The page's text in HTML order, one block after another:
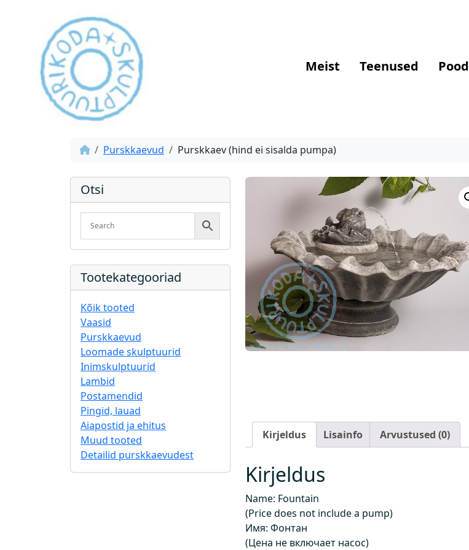
Meist Teenused Pood
Purskkaevud Purskkaev (hind ei sisalda pumpa)
Otsi
Tootekategooriad
Kõik tooted
Vaasid
Purskkaevud
Loomade skulptuurid
Inimskulptuurid
Lambid
Postamendid
Pingid, lauad
Aiapostid ja ehitus
Muud tooted
Detailid purskkaevudest
Kirjeldus Lisainfo Arvustused (0)
Kirjeldus
Name: Fountain
(Price does not include a pump)
Имя: Фонтан
(Цена не включает насос)